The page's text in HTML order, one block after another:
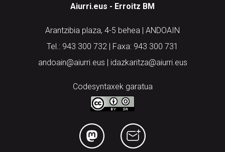
Aiurri.eus - Erroitz BM
Arantzibia plaza, 4-5 behea | ANDOAIN
Tel.: 943 300 732 | Faxa: 943 300 731
andoain@aiurri.eus | idazkaritza@aiurri.eus
Codesyntaxek garatua